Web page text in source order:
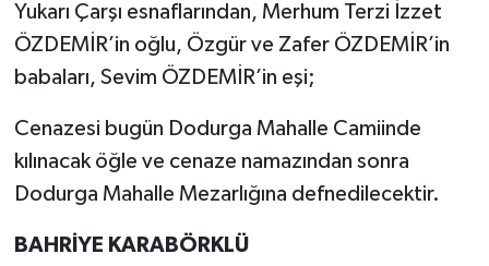
Yukarı Çarşı esnaflarından, Merhum Terzi İzzet
ÖZDEMİR’in oğlu, Özgür ve Zafer ÖZDEMİR’in
babaları, Sevim ÖZDEMİR’in eşi;
Cenazesi bugün Dodurga Mahalle Camiinde
kılınacak öğle ve cenaze namazından sonra
Dodurga Mahalle Mezarlığına defnedilecektir.
BAHRİYE KARABÖRKLÜ